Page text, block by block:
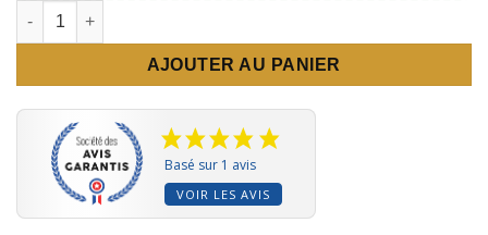
quantité de Dix règles relatives à la droiture - Éditions Ibn
AJOUTER AU PANIER
Basé sur 1 avis
VOIR LES AVIS